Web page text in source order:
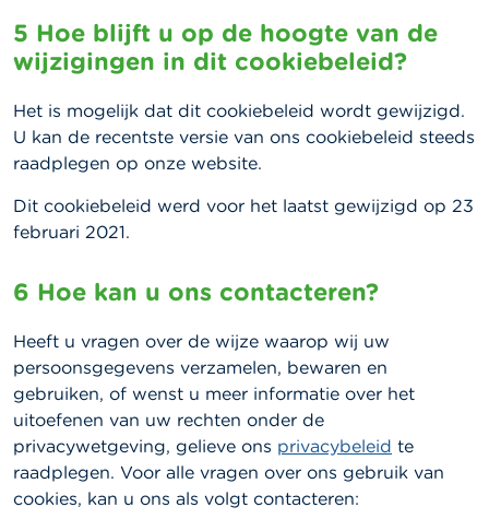
5 Hoe blijft u op de hoogte van de
wijzigingen in dit cookiebeleid?
Het is mogelijk dat dit cookiebeleid wordt gewijzigd.
U kan de recentste versie van ons cookiebeleid steeds
raadplegen op onze website.
Dit cookiebeleid werd voor het laatst gewijzigd op 23
februari 2021.
6 Hoe kan u ons contacteren?
Heeft u vragen over de wijze waarop wij uw
persoonsgegevens verzamelen, bewaren en
gebruiken, of wenst u meer informatie over het
uitoefenen van uw rechten onder de
privacywetgeving, gelieve ons privacybeleid te
raadplegen. Voor alle vragen over ons gebruik van
cookies, kan u ons als volgt contacteren: